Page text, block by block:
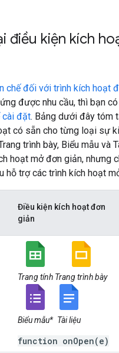
điều kiện kích
chế đối với trình kích hoạt
được nhu cầu, thì bạn
cài đặt. Bảng dưới đây tóm
có sẵn cho từng loại sự
trình bày, Biểu mẫu và
hoạt mở đơn giản, nhưng
hỗ trợ các trình kích hoạt
Điều kiện kích hoạt đơn
giản
Trang tính Trang trình bày
Biểu mẫu* Tài liệu
function onOpen(e)